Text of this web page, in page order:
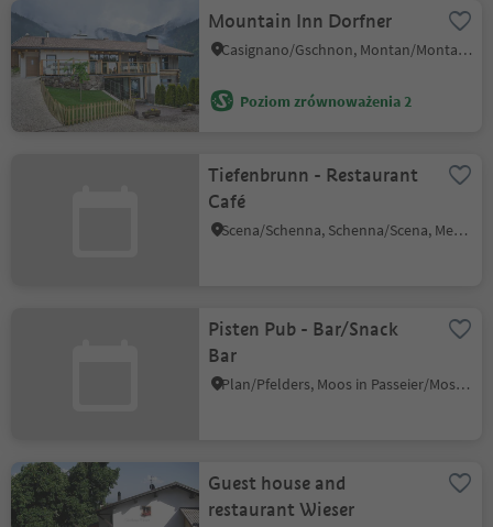
Mountain Inn Dorfner
Casignano/Gschnon, Montan/Montagna, Alto Adige Wine Road
Poziom zrównoważenia 2
Tiefenbrunn - Restaurant
Café
Scena/Schenna, Schenna/Scena, Meran/Merano and environs
Pisten Pub - Bar/Snack
Bar
Plan/Pfelders, Moos in Passeier/Moso in Passiria, Meran/Merano and environs
Guest house and
restaurant Wieser